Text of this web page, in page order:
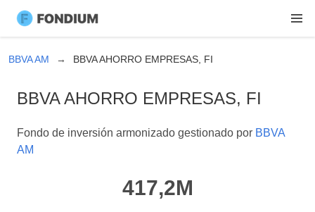
BBVA AM BBVA AHORRO EMPRESAS, FI
BBVA AHORRO EMPRESAS, FI
Fondo de inversión armonizado gestionado por BBVA
AM
417,2M